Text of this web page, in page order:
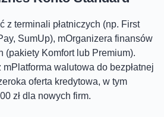
z terminali płatniczych (np. First
SumUp), mOrganizera finansów
(pakiety Komfort lub Premium).
walutowa do bezpłatnej
oferta kredytowa, w tym
zł dla nowych firm.